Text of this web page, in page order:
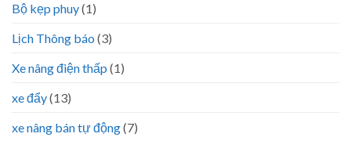
Bộ kẹp phuy(1)
Lịch Thông báo (3)
Xe nâng điện thấp (1)
xe đẩy(13)
xe nâng bán tự động(7)